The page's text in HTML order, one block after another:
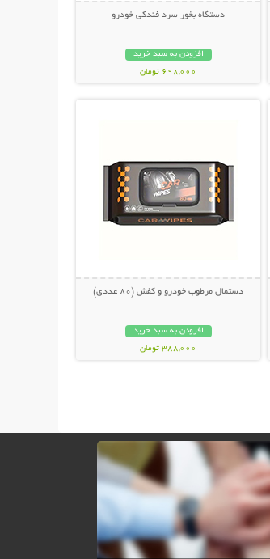
دستگاه بخور سرد فندکی خودرو
افزودن به سبد خرید
698,000 تومان
دستمال مرطوب خودرو و کفش (80 عددی)
افزودن به سبد خرید
388,000 تومان